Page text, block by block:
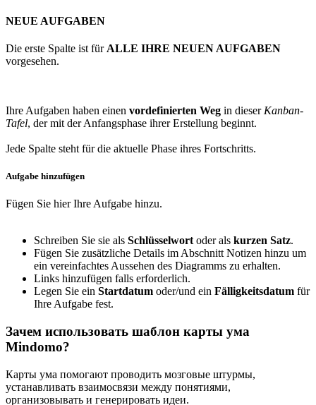
NEUE AUFGABEN
Die erste Spalte ist für ALLE IHRE NEUEN AUFGABEN
vorgesehen.
Ihre Aufgaben haben einen vordefinierten Weg in dieser Kanban-
Tafel, der mit der Anfangsphase ihrer Erstellung beginnt.
Jede Spalte steht für die aktuelle Phase ihres Fortschritts.
Aufgabe hinzufügen
Fügen Sie hier Ihre Aufgabe hinzu.
Schreiben Sie sie als Schlüsselwortoder als kurzen Satz.
Fügen Sie zusätzliche Details im Abschnitt Notizen hinzu um
ein vereinfachtes Aussehen des Diagramms zu erhalten.
Links hinzufügen falls erforderlich.
Legen Sie ein Startdatum oder/und ein Fälligkeitsdatum für
Ihre Aufgabe fest.
Зачем использовать шаблон карты ума
Mindomo?
Карты ума помогают проводить мозговые штурмы,
устанавливать взаимосвязи между понятиями,
организовывать и генерировать идеи.